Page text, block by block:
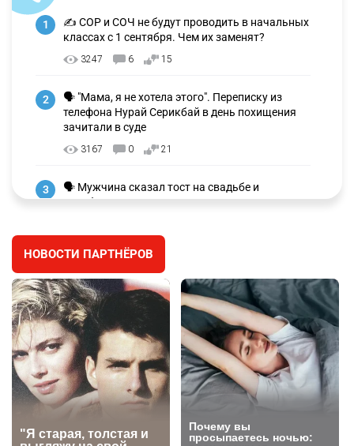
1
✍️ СОР и СОЧ не будут проводить в начальных
классах с 1 сентября. Чем их заменят?
3247 6 15
2
🗣 "Мама, я не хотела этого". Переписку из
телефона Нурай Серикбай в день похищения
зачитали в суде
3167 0 21
3
🗣 Мужчина сказал тост на свадьбе и
заработал уголовное дело
🐏 Скота больше, а мясо дороже. Почему в
Казахстане продолжают расти цены на
баранину и конину
2641
5
⚠️ Доброе утро, друзья! Предлагаем обзор
главных новостей за 4 августа
2772 0 1
6
🗣Глава государства направил телеграмму
соболезнования родным и близким Халық
НОВОСТИ ПАРТНЁРОВ